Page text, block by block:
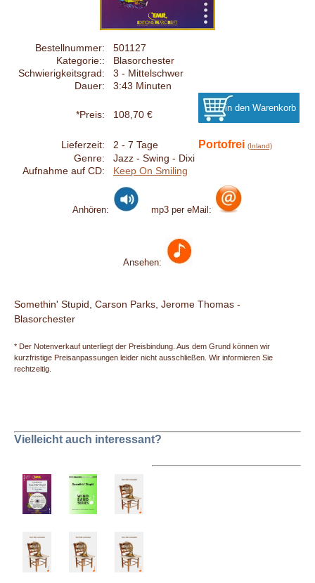
Bestellnummer:
501127
Kategorie::
Blasorchester
Schwierigkeitsgrad:
3 - Mittelschwer
Dauer:
3:43 Minuten
*Preis: 108,70 €
Lieferzeit: 2 - 7 Tage Portofrei (Inland)
Genre:
Jazz - Swing - Dixi
Aufnahme auf CD:
Keep On Smiling
Anhören: mp3 per eMail:
Ansehen:
Somethin' Stupid, Carson Parks, Jerome Thomas -
Blasorchester
* Der Notenverkauf unterliegt der Preisbindung. Aus dem Grund können wir
kurzfristige Preisanpassungen leider nicht ausschließen. Wir informieren Sie
rechtzeitig.
Vielleicht auch interessant?